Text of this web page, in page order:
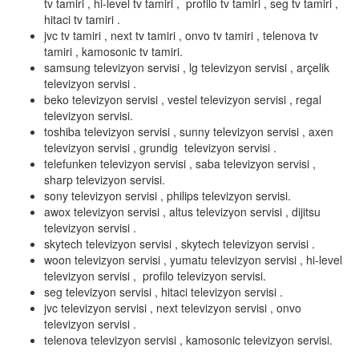
tv tamiri , hi-level tv tamiri , profilo tv tamiri , seg tv tamiri ,
hitaci tv tamiri .
jvc tv tamiri , next tv tamiri , onvo tv tamiri , telenova tv
tamiri , kamosonic tv tamiri.
samsung televizyon servisi , lg televizyon servisi , arçelik
televizyon servisi .
beko televizyon servisi , vestel televizyon servisi , regal
televizyon servisi.
toshiba televizyon servisi , sunny televizyon servisi , axen
televizyon servisi , grundig televizyon servisi .
telefunken televizyon servisi , saba televizyon servisi ,
sharp televizyon servisi.
sony televizyon servisi , philips televizyon servisi.
awox televizyon servisi , altus televizyon servisi , dijitsu
televizyon servisi .
skytech televizyon servisi , skytech televizyon servisi .
woon televizyon servisi , yumatu televizyon servisi , hi-level
televizyon servisi , profilo televizyon servisi.
seg televizyon servisi , hitaci televizyon servisi .
jvc televizyon servisi , next televizyon servisi , onvo
televizyon servisi .
telenova televizyon servisi , kamosonic televizyon servisi.